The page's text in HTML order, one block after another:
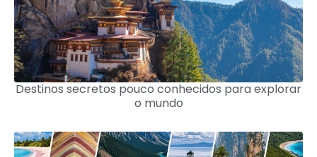
Destinos secretos pouco conhecidos para explorar
o mundo